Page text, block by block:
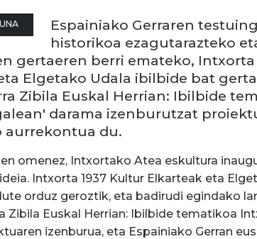
Espainiako Gerraren
historikoa ezagutarazteko
gertaeren berri emateko, Intxorta
Elgetako Udala ibilbide bat
Zibila Euskal Herrian: Ibilbide
darama izenburutzat
aurrekontua du.
omenez, Intxortako Atea eskultura
Intxorta 1937 Kultur Elkarteak eta
orduz geroztik, eta badirudi egindako
Zibila Euskal Herrian: Ibilbide tematikoa
izenburua, eta Espainiako Gerran